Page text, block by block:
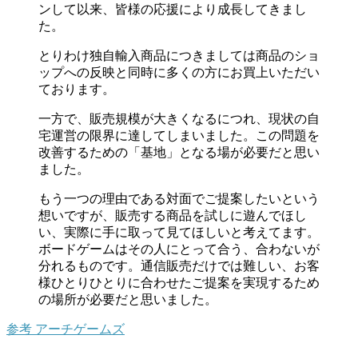
ンして以来、皆様の応援により成長してきまし
た。
とりわけ独自輸入商品につきましては商品のショ
ップへの反映と同時に多くの方にお買上いただい
ております。
一方で、販売規模が大きくなるにつれ、現状の自
宅運営の限界に達してしまいました。この問題を
改善するための「基地」となる場が必要だと思い
ました。
もう一つの理由である対面でご提案したいという
想いですが、販売する商品を試しに遊んでほし
い、実際に手に取って見てほしいと考えてます。
ボードゲームはその人にとって合う、合わないが
分れるものです。通信販売だけでは難しい、お客
様ひとりひとりに合わせたご提案を実現するため
の場所が必要だと思いました。
参考 アーチゲームズ